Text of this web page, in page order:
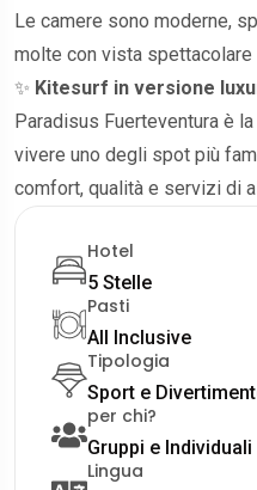
Le camere sono moderne,
molte con vista spettacolare
✨ Kitesurf in versione
Paradisus Fuerteventura è
vivere uno degli spot più
comfort, qualità e servizi di
Hotel
5 Stelle
Pasti
All Inclusive
Tipologia
Sport e
per chi?
Gruppi e Individuali
Lingua